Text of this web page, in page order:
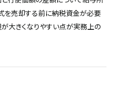
を売却する前に納税資金が必要
大きくなりやすい点が実務上の